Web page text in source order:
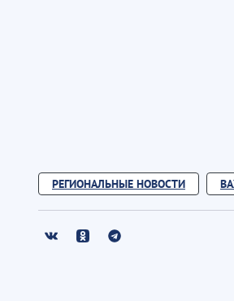
РЕГИОНАЛЬНЫЕ НОВОСТИ